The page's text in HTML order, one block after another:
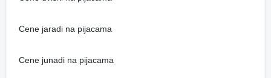
Cene jaradi na pijacama
Cene junadi na pijacama